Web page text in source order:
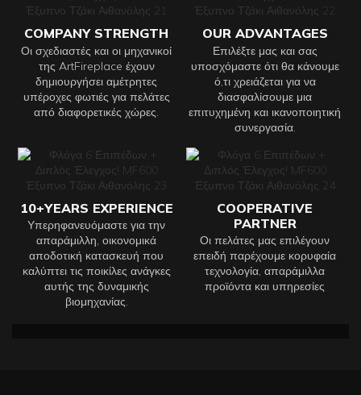
COMPANY STRENGTH
Οι σχεδιαστές και οι μηχανικοί
της ArtFireplace έχουν
δημιουργήσει αμέτρητες
υπέροχες φωτιές για πελάτες
από διαφορετικές χώρες.
OUR ADVANTAGES
Επιλέξτε μας και σας
υποσχόμαστε ότι θα κάνουμε
ό,τι χρειάζεται για να
διασφαλίσουμε μια
επιτυχημένη και ικανοποιητική
συνεργασία.
10+YEARS EXPERIENCE
Υπερηφανευόμαστε για την
απαράμιλλη, οικονομικά
αποδοτική κατασκευή που
καλύπτει τις ποικίλες ανάγκες
αυτής της δυναμικής
βιομηχανίας.
COOPERATIVE
PARTNER
Οι πελάτες μας επιλέγουν
επειδή παρέχουμε κορυφαία
τεχνολογία, απαράμιλλα
προϊόντα και υπηρεσίες